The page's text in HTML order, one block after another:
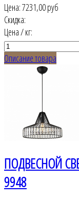
Цена:7231,00 руб
Скидка:
Цена / кг:
Описание товара
ПОДВЕСНОЙ
9948